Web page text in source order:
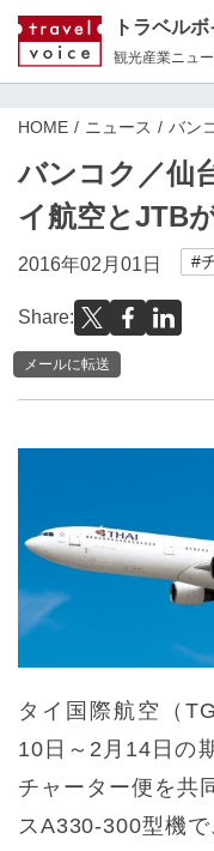
トラベル
観光産業ニュ
HOME ニュース バン
バンコク／仙
イ航空とJTB
2016年02月01日 #
Share:
メールに転送
タイ国際航空（
10日～2月14日の
チャーター便を共
スA330-300型機